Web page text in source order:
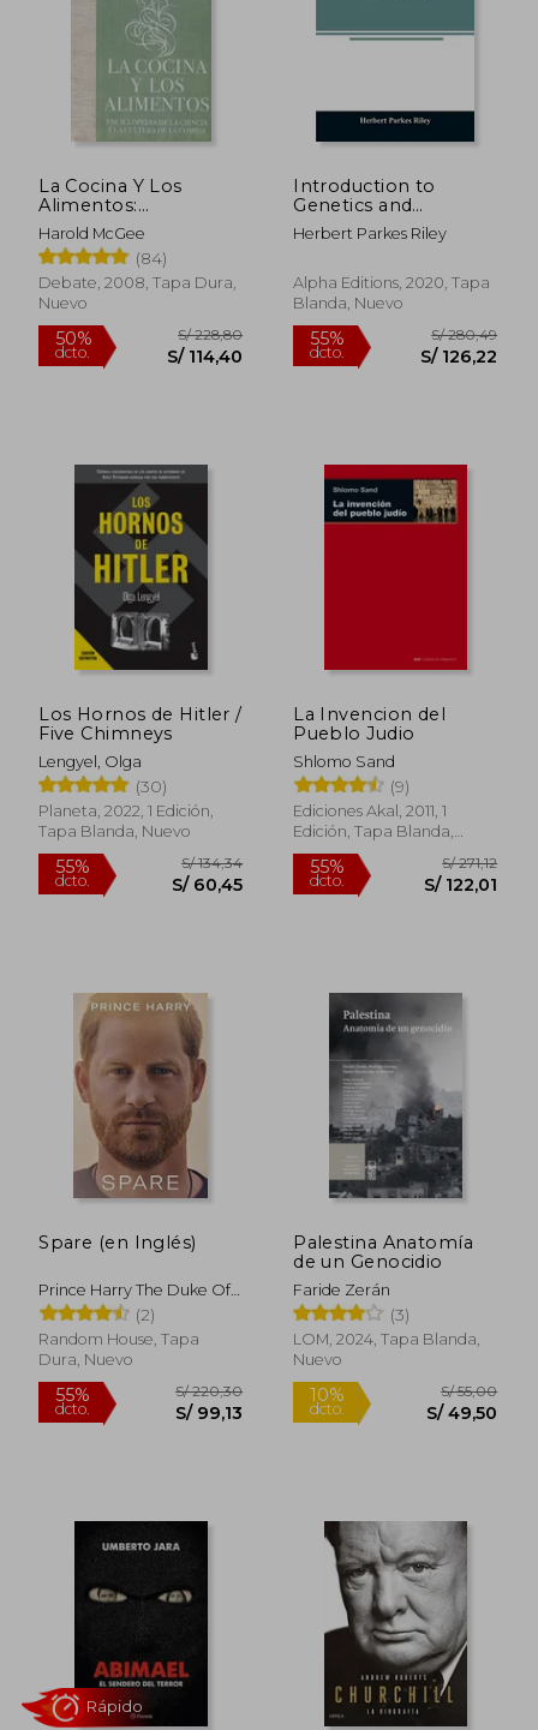
55%
dcto.
S/ 374,18
S/ 168,38
La Cocina Y Los
Alimentos:
Enciclopedia de la
Ciencia Y La Cultura
de la Comida / On
Food and Cooking
Harold McGee
(84)
Debate, 2008, Tapa Dura,
Nuevo
50%
Introduction to
Genetics and
Cytogenetics (en
Inglés)
Herbert Parkes Riley
Alpha Editions, 2020, Tapa
Blanda, Nuevo
55%
dcto.
Los Hornos de Hitler /
Five Chimneys
Lengyel, Olga
(30)
Planeta, 2022, 1 Edición,
Tapa Blanda, Nuevo
S/ 134,34
La Invencion del
Pueblo Judio
Shlomo Sand
(9)
Ediciones Akal, 2011, 1
Edición, Tapa Blanda,
Nuevo
Spare (en Inglés)
Prince Harry The Duke Of
Sussex
(2)
Random House, Tapa
Dura, Nuevo
Palestina Anatomía
de un Genocidio
Faride Zerán
(3)
LOM, 2024, Tapa Blanda,
Nuevo